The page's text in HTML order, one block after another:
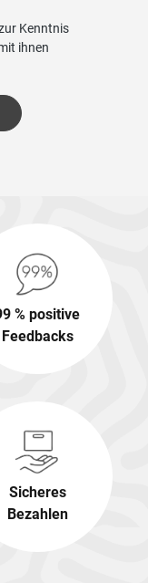
Kenntnis
ihnen
% positive
Feedbacks
Sicheres
Bezahlen